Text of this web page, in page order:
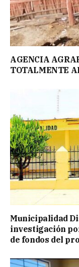
AGENCIA
TOTALMENTE
Municipalidad
investigación
de fondos del